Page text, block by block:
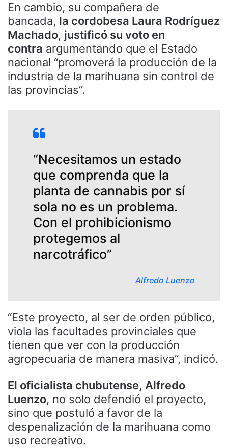
En cambio, su compañera de
bancada, la cordobesa Laura Rodríguez
Machado, justificó su voto en
contra argumentando que el Estado
nacional “promoverá la producción de la
industria de la marihuana sin control de
las provincias”.
“Necesitamos un estado
que comprenda que la
planta de cannabis por sí
sola no es un problema.
Con el prohibicionismo
protegemos al
narcotráfico”
Alfredo Luenzo
“Este proyecto, al ser de orden público,
viola las facultades provinciales que
tienen que ver con la producción
agropecuaria de manera masiva”, indicó.
El oficialista chubutense, Alfredo
Luenzo, no solo defendió el proyecto,
sino que postuló a favor de la
despenalización de la marihuana como
uso recreativo.